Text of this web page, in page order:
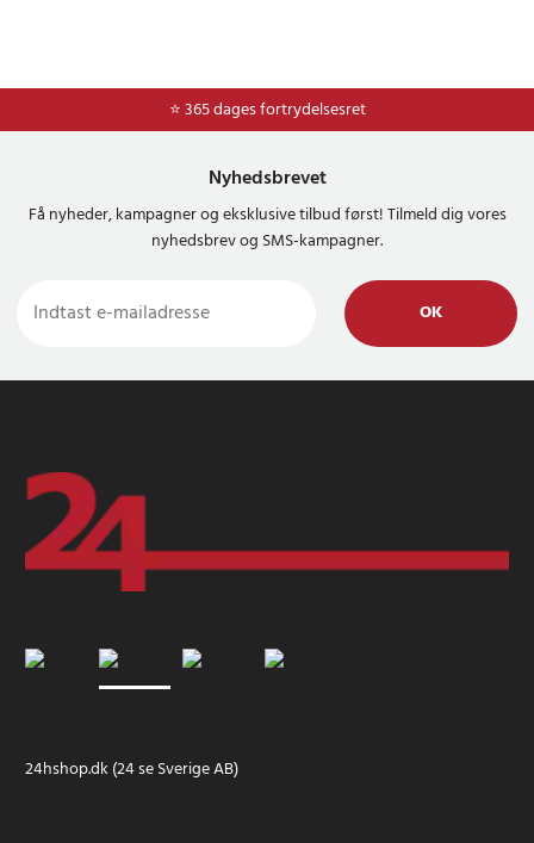
⭐ 365 dages fortrydelsesret
⭐ Nem og sikker betaling med mobilepay og dankort
Nyhedsbrevet
Få nyheder, kampagner og eksklusive tilbud først! Tilmeld dig vores
nyhedsbrev og SMS-kampagner.
OK
24hshop.dk (24 se Sverige AB)